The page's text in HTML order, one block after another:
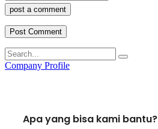
post a comment
Company Profile
Apa yang bisa kami bantu?